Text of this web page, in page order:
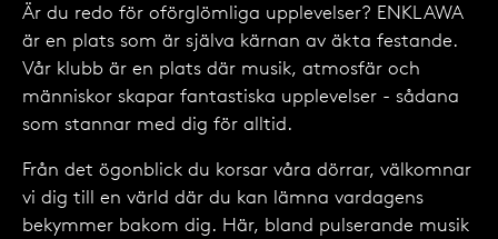
Är du redo för oförglömliga upplevelser? ENKLAWA
är en plats som är själva kärnan av äkta festande.
Vår klubb är en plats där musik, atmosfär och
människor skapar fantastiska upplevelser - sådana
som stannar med dig för alltid.
Från det ögonblick du korsar våra dörrar, välkomnar
vi dig till en värld där du kan lämna vardagens
bekymmer bakom dig. Här, bland pulserande musik